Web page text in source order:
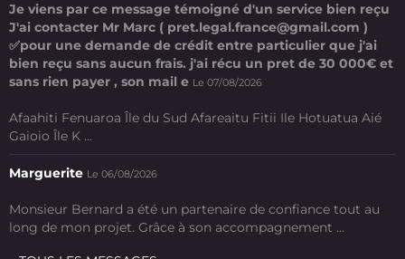
Je viens par ce message témoigné d'un service bien reçu
J'ai contacter Mr Marc ( pret.legal.france@gmail.com )
✅pour une demande de crédit entre particulier que j'ai
bien reçu sans aucun frais. j'ai récu un pret de 30 000€ et
sans rien payer , son mail e Le 07/08/2026
Afaahiti Fenuaroa Île du Sud Afareaitu Fitii Ile Hotuatua Aié
Gaioio Île K ...
Marguerite Le 06/08/2026
Monsieur Bernard a été un partenaire de confiance tout au
long de mon projet. Grâce à son accompagnement ...